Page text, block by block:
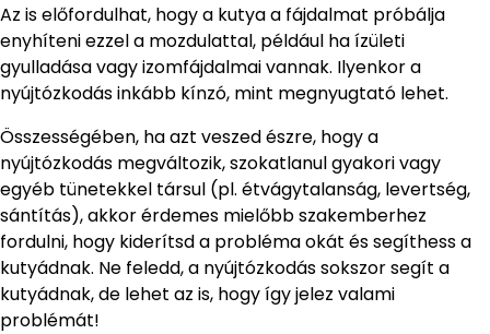
Az is előfordulhat, hogy a kutya a fájdalmat próbálja
enyhíteni ezzel a mozdulattal, például ha ízületi
gyulladása vagy izomfájdalmai vannak. Ilyenkor a
nyújtózkodás inkább kínzó, mint megnyugtató lehet.
Összességében, ha azt veszed észre, hogy a
nyújtózkodás megváltozik, szokatlanul gyakori vagy
egyéb tünetekkel társul (pl. étvágytalanság, levertség,
sántítás), akkor érdemes mielőbb szakemberhez
fordulni, hogy kiderítsd a probléma okát és segíthess a
kutyádnak. Ne feledd, a nyújtózkodás sokszor segít a
kutyádnak, de lehet az is, hogy így jelez valami
problémát!